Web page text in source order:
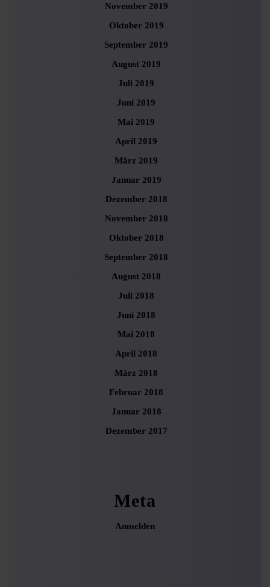
November 2019
Oktober 2019
September 2019
August 2019
Juli 2019
Juni 2019
Mai 2019
April 2019
März 2019
Januar 2019
Dezember 2018
November 2018
Oktober 2018
September 2018
August 2018
Juli 2018
Juni 2018
Mai 2018
April 2018
März 2018
Februar 2018
Januar 2018
Dezember 2017
Meta
Anmelden